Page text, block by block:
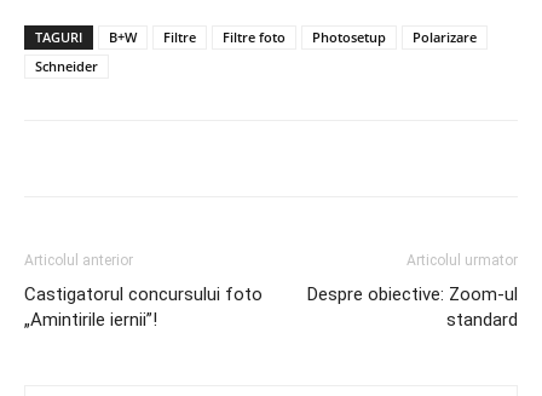
TAGURI B+W Filtre Filtre foto Photosetup
Polarizare
Schneider
Articolul anterior
Castigatorul concursului foto
„Amintirile iernii”!
Articolul urmator
Despre obiective: Zoom-ul
standard